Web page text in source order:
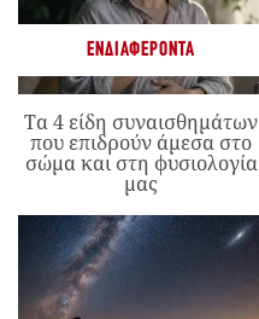
ΕΝΔΙΑΦΈΡΟΝΤΑ
Τα 4 είδη συναισθημάτων
που επιδρούν άμεσα στο
σώμα και στη φυσιολογία
μας